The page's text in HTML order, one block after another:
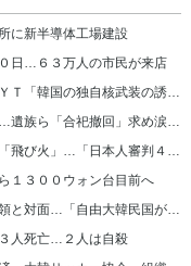
に新半導体工場建設
日…６３万人の市民が来店
米軍のパトリオット在庫、１７００発以下…ＮＹＴ「韓国の独自核武装の誘因に」
１３００ウォン台目前へ
「ユン・アゲイン」主導の牧師、トランプ大統領と対面…「自由大韓民国が困難に直面」
人死亡…２人は自殺